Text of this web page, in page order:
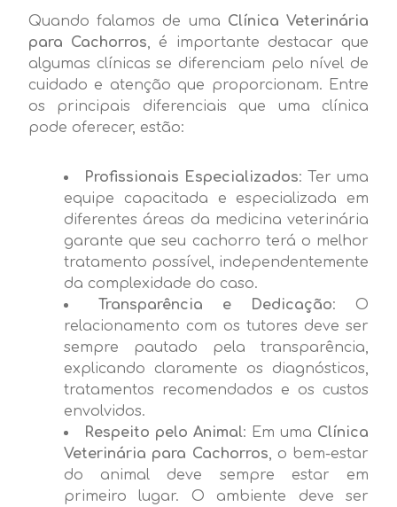
Quando falamos de uma Clínica Veterinária
para Cachorros, é importante destacar que
algumas clínicas se diferenciam pelo nível de
cuidado e atenção que proporcionam. Entre
os principais diferenciais que uma clínica
pode oferecer, estão:
Profissionais Especializados: Ter uma
equipe capacitada e especializada em
diferentes áreas da medicina veterinária
garante que seu cachorro terá o melhor
tratamento possível, independentemente
da complexidade do caso.
Transparência e Dedicação: O
relacionamento com os tutores deve ser
sempre pautado pela transparência,
explicando claramente os diagnósticos,
tratamentos recomendados e os custos
envolvidos.
Respeito pelo Animal: Em uma Clínica
Veterinária para Cachorros, o bem-estar
do animal deve sempre estar em
primeiro lugar. O ambiente deve ser